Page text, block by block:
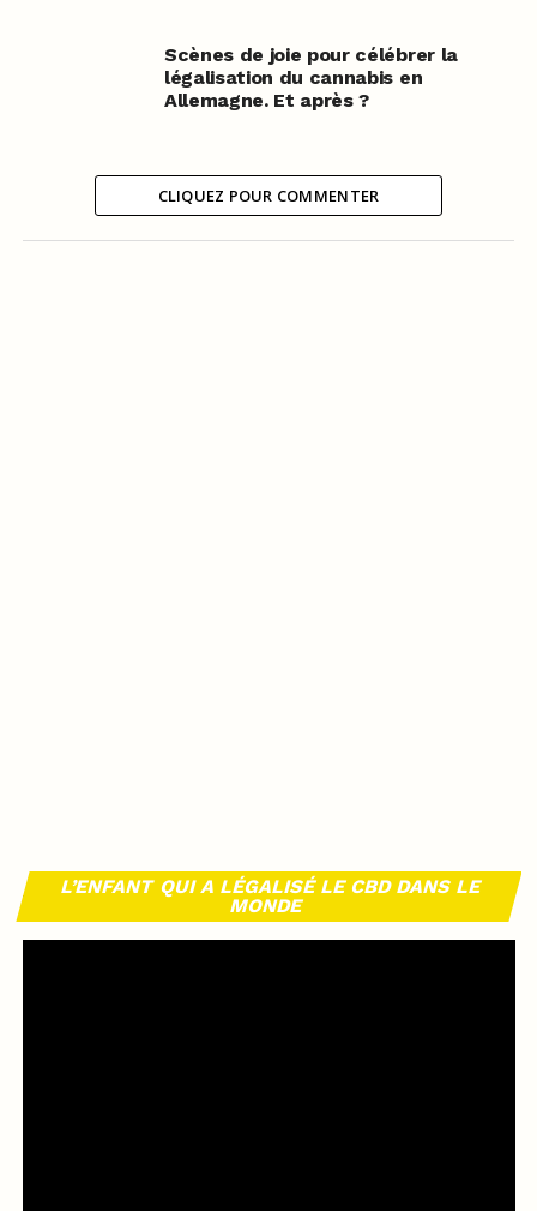
Scènes de joie pour célébrer la
légalisation du cannabis en
Allemagne. Et après ?
CLIQUEZ POUR COMMENTER
L’ENFANT QUI A LÉGALISÉ LE CBD DANS LE
MONDE